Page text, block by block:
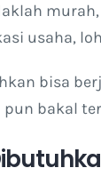
usaha,
bisa
pun bakal